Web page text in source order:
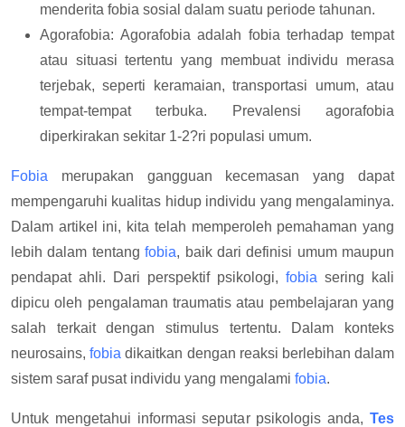
menderita fobia sosial dalam suatu periode tahunan.
Agorafobia: Agorafobia adalah fobia terhadap tempat
atau situasi tertentu yang membuat individu merasa
terjebak, seperti keramaian, transportasi umum, atau
tempat-tempat terbuka. Prevalensi agorafobia
diperkirakan sekitar 1-2?ri populasi umum.
Fobia merupakan gangguan kecemasan yang dapat
mempengaruhi kualitas hidup individu yang mengalaminya.
Dalam artikel ini, kita telah memperoleh pemahaman yang
lebih dalam tentangfobia, baik dari definisi umum maupun
pendapat ahli. Dari perspektif psikologi, fobia sering kali
dipicu oleh pengalaman traumatis atau pembelajaran yang
salah terkait dengan stimulus tertentu. Dalam konteks
neurosains,fobia dikaitkan dengan reaksi berlebihan dalam
sistem saraf pusat individu yang mengalami fobia.
Untuk mengetahui informasi seputar psikologis anda, Tes